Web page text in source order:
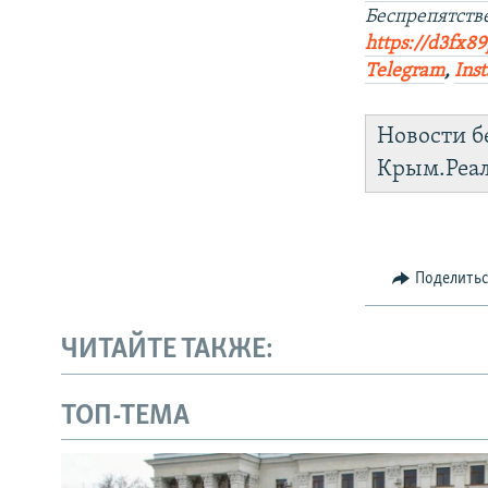
https://
Telegram,
Новости
ЧИТАЙТЕ ТАКЖЕ:
ТОП-ТЕМА